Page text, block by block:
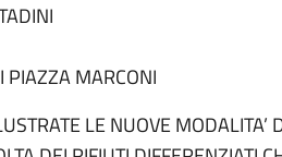
PIAZZA MARCONI
LE NUOVE MODALITA’